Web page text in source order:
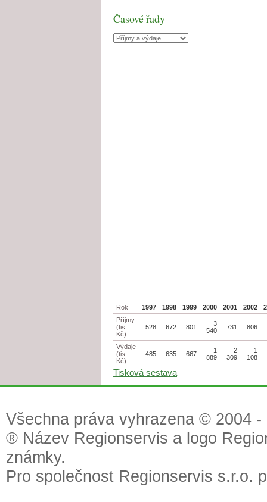
Časové řady
Rok 1997 1998 1999 2000 2001 2002
Příjmy
(tis.
Kč)
528 672 801
3
540
731 806
Výdaje
(tis.
Kč)
485 635 667
1
889
2
309
1
108
Tisková sestava
Všechna práva vyhrazena © 2004
® Název Regionservis a logo
známky.
Pro společnost Regionservis s.r.o.